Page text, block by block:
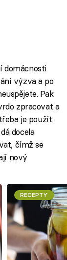
domácnosti
výzva a po
Pak
zpracovat a
je použít
docela
čímž se
nový
RECEPTY